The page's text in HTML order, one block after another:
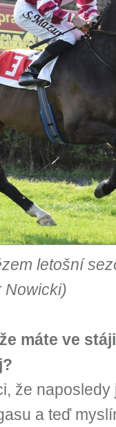
letošní
Nowicki)
máte ve
že
a teď